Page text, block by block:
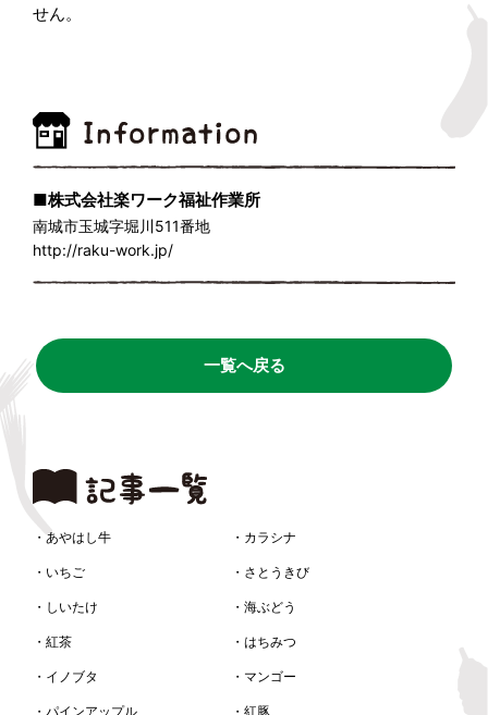
せん。
■株式会社楽ワーク福祉作業所
南城市玉城字堀川511番地
http://raku-work.jp/
一覧へ戻る
・あやはし牛 ・カラシナ
・いちご ・さとうきび
・しいたけ ・海ぶどう
・紅茶 ・はちみつ
・イノブタ ・マンゴー
・パインアップル ・紅豚